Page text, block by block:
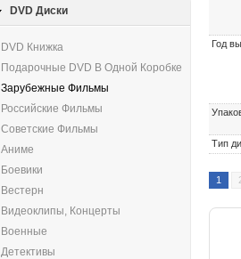
Год
Тип
1
DVD Диски
DVD Книжка
Подарочные DVD В Одной Коробке
Зарубежные Фильмы
Российские Фильмы
Советские Фильмы
Аниме
Боевики
Вестерн
Видеоклипы, Концерты
Военные
Детективы